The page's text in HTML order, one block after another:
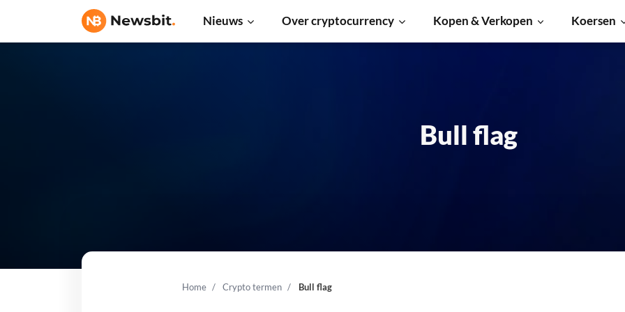
Nieuws Over cryptocurrency Kopen & Verkopen Koersen
Home Crypto termen Bull flag
Bull flag